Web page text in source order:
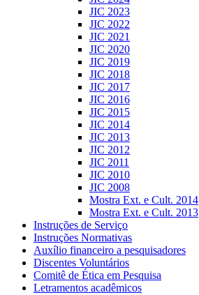
JIC 2023
JIC 2022
JIC 2021
JIC 2020
JIC 2019
JIC 2018
JIC 2017
JIC 2016
JIC 2015
JIC 2014
JIC 2013
JIC 2012
JIC 2011
JIC 2010
JIC 2008
Mostra Ext. e Cult. 2014
Mostra Ext. e Cult. 2013
Instruções de Serviço
Instruções Normativas
Auxílio financeiro a pesquisadores
Discentes Voluntários
Comitê de Ética em Pesquisa
Letramentos acadêmicos